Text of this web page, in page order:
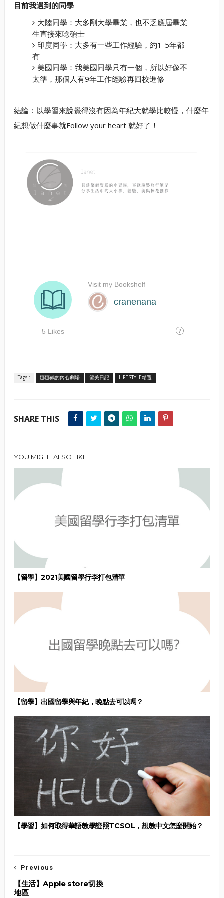
目前我遇到的同學
大陸同學：大多剛大學畢業，也不乏應屆畢業
生直接來唸碩士
印度同學：大多有一些工作經驗，約1-5年都
有
美國同學：我美國同學只有一個，所以好像不
太準，那個人有9年工作經驗再回校進修
結論：以學習來說覺得沒有因為年紀大就學比較慢，什麼年
紀想做什麼事就Follow your heart 就好了！
Tags : 娜娜鶴的內心劇場 留美日記 LIFESTYLE精選
SHARE THIS
YOU MIGHT ALSO LIKE
【留學】2021美國留學行李打包清單
【留學】出國留學與年紀，晚點去可以嗎？
【學習】如何取得華語教學證照TCSOL，想教中文怎麼開始？
Previous
【生活】Apple store切換
地區